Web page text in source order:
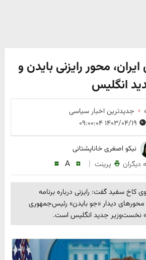
محور رایزنی بایدن و
انگلیس
جدیدترین اخبار سیاسی
نیکو اصغری خاناپشتانی
دیگران پرینت |
A
کاخ سفید گفت: رایزنی درباره برنامه
دیدار «جو بایدن» رئیس‌جمهوری
نخست‌وزیر جدید انگلیس است.